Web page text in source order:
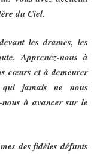
du Ciel.
les drames, les
Apprenez-nous à
cœurs et à demeurer
jamais ne nous
à avancer sur le
des fidèles défunts